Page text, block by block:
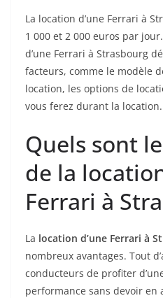
La location d’une Ferrari à
1 000 et 2 000 euros par
d’une Ferrari à Strasbourg
facteurs, comme le modèle
location, les options de
vous ferez durant la location.
Quels sont
de la
Ferrari à
La location d’une Ferrari à
nombreux avantages. Tout
conducteurs de profiter
performance sans devoir en